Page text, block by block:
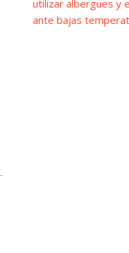
utilizar albergues y
ante bajas